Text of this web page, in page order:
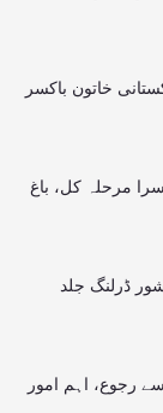
خاتون باکسر
مرحلہ کل، باغ
ڈرلنگ جلد
رجوع، اہم امور